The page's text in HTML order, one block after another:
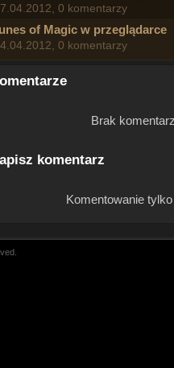
0 komentarzy
of Magic w przeglądarce
0 komentarzy
Brak
komentarz
Komentowanie